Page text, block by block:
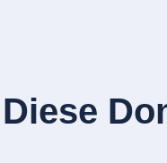
Diese